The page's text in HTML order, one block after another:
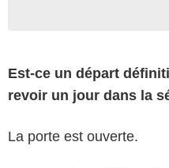
Est-ce un départ
revoir un jour dans la
La porte est ouverte.